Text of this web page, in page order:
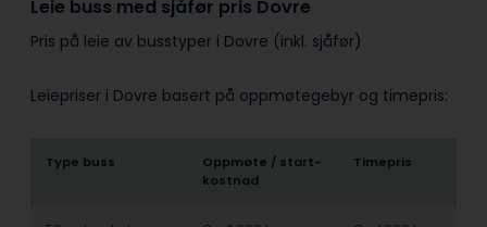
Leie buss med sjåfør pris Dovre
Pris på leie av busstyper i Dovre (inkl. sjåfør)
Leiepriser i Dovre basert på oppmøtegebyr og timepris:
Type buss
Oppmøte / start­
kostnad
Timepris